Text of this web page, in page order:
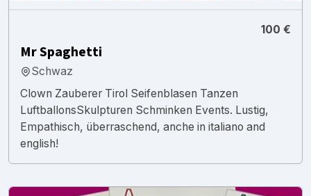
100 €
Mr Spaghetti
Schwaz
Clown Zauberer Tirol Seifenblasen Tanzen
LuftballonsSkulpturen Schminken Events. Lustig,
Empathisch, überraschend, anche in italiano and
english!